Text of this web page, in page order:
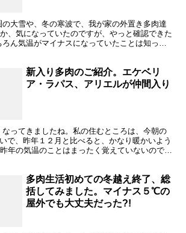
大雪や、冬の寒波で、我が家の外置き多肉達
、気になっていたのですが、やっと確認できた
ん気温がマイナスになっていたことは知って
新入り多肉のご紹介。エケベリ
ア・ラパス、アリエルが仲間入り
なってきましたね。私の住むところは、今朝の
で、昨年１２月と比べると、かなり暖かいよう
年の気温のことはまったく覚えていないので、
多肉生活初めての冬越え終了、総
括してみました。マイナス５℃の
屋外でも大丈夫だった?!